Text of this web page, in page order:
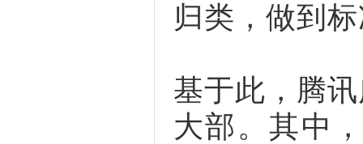
归类，做到
基于此，腾
大部。其中